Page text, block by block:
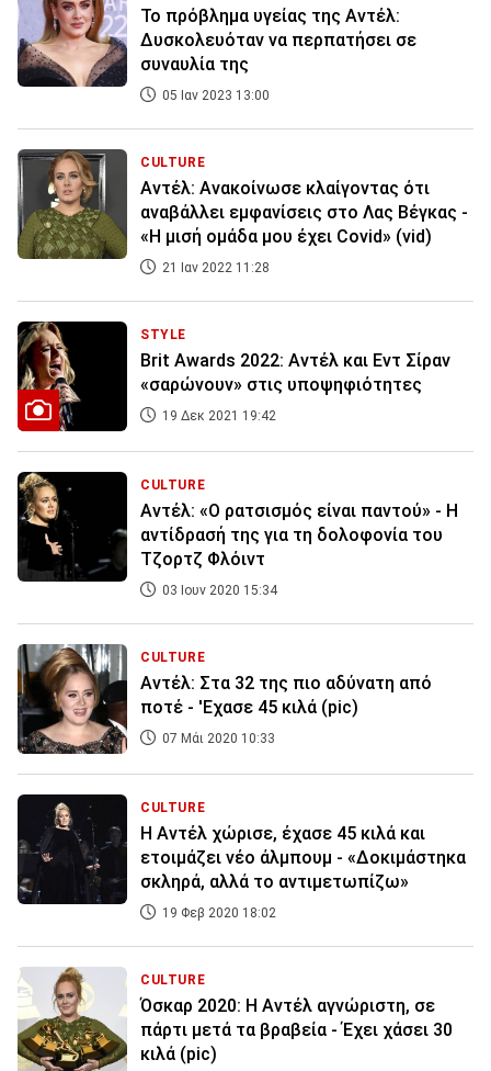
Το πρόβλημα υγείας της Αντέλ:
Δυσκολευόταν να περπατήσει σε
συναυλία της
05 Ιαν 2023 13:00
CULTURE
Αντέλ: Ανακοίνωσε κλαίγοντας ότι
αναβάλλει εμφανίσεις στο Λας Βέγκας -
«Η μισή ομάδα μου έχει Covid» (vid)
21 Ιαν 2022 11:28
STYLE
Brit Awards 2022: Αντέλ και Εντ Σίραν
«σαρώνουν» στις υποψηφιότητες
19 Δεκ 2021 19:42
CULTURE
Αντέλ: «Ο ρατσισμός είναι παντού» - Η
αντίδρασή της για τη δολοφονία του
Τζορτζ Φλόιντ
03 Ιουν 2020 15:34
CULTURE
Αντέλ: Στα 32 της πιο αδύνατη από
ποτέ - 'Εχασε 45 κιλά (pic)
07 Μάι 2020 10:33
CULTURE
Η Αντέλ χώρισε, έχασε 45 κιλά και
ετοιμάζει νέο άλμπουμ - «Δοκιμάστηκα
σκληρά, αλλά το αντιμετωπίζω»
19 Φεβ 2020 18:02
CULTURE
Όσκαρ 2020: Η Αντέλ αγνώριστη, σε
πάρτι μετά τα βραβεία - Έχει χάσει 30
κιλά (pic)